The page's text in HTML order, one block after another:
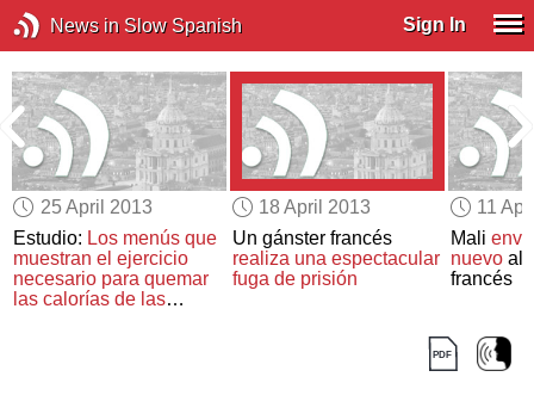
News in Slow Spanish Sign In
25 April 2013
Estudio: Los menús que
muestran el ejercicio
necesario para quemar
las calorías de las
18 April 2013
Un gánster francés
realiza una espectacular
fuga de prisión
11
Mali
nuevoal
francés